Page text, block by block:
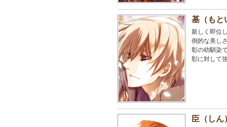
基（もと
新しく即位
倒的な美し
彰の幼馴染
彰に対して
臣（しん